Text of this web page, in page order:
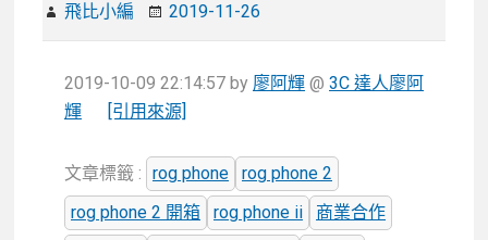
飛比小編 2019-11-26
2019-10-09 22:14:57 by 廖阿輝 @ 3C 達人廖阿
輝
[引用來源]
文章標籤 : rog phone
rog phone 2
rog phone 2 開箱
rog phone ii
商業合作